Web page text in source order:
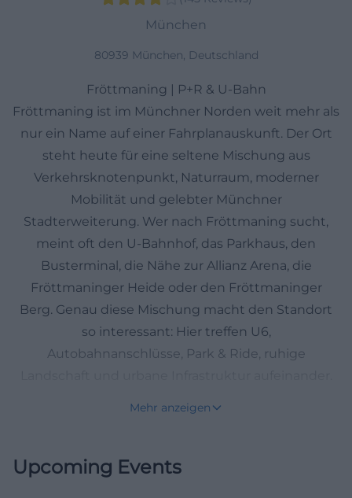
München
80939 München, Deutschland
Fröttmaning | P+R & U-Bahn
Fröttmaning ist im Münchner Norden weit mehr als
nur ein Name auf einer Fahrplanauskunft. Der Ort
steht heute für eine seltene Mischung aus
Verkehrsknotenpunkt, Naturraum, moderner
Mobilität und gelebter Münchner
Stadterweiterung. Wer nach Fröttmaning sucht,
meint oft den U-Bahnhof, das Parkhaus, den
Busterminal, die Nähe zur Allianz Arena, die
Fröttmaninger Heide oder den Fröttmaninger
Berg. Genau diese Mischung macht den Standort
so interessant: Hier treffen U6,
Autobahnanschlüsse, Park & Ride, ruhige
umgestaltet wurde. Zugleich erinnert die
Mehr anzeigen
Upcoming Events